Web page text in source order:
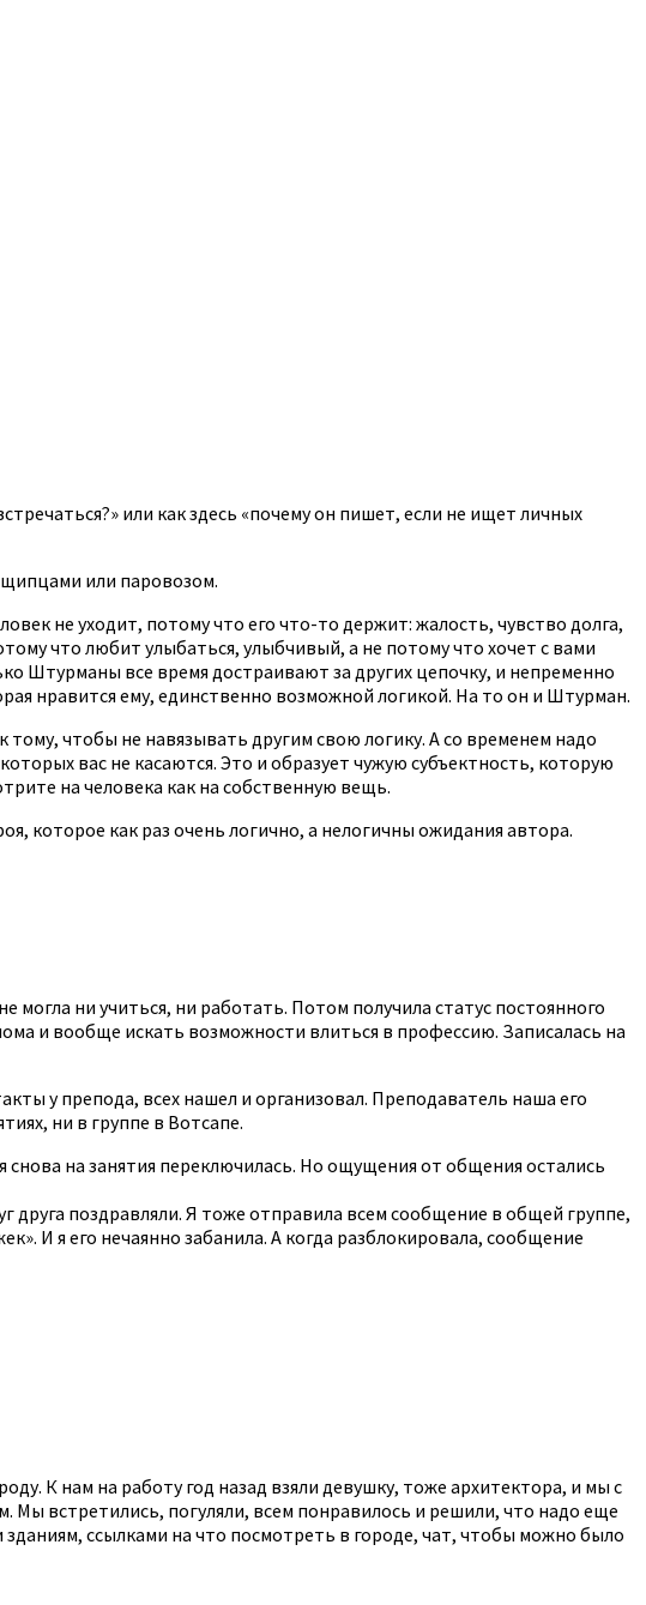
или как здесь «почему он пишет, если не ищет личных
щипцами или паровозом.
не уходит, потому что его что-то держит: жалость, чувство долга,
что любит улыбаться, улыбчивый, а не потому что хочет с вами
Штурманы все время достраивают за других цепочку, и непременно
нравится ему, единственно возможной логикой. На то он и Штурман.
тому, чтобы не навязывать другим свою логику. А со временем надо
вас не касаются. Это и образует чужую субъектность, которую
на человека как на собственную вещь.
которое как раз очень логично, а нелогичны ожидания автора.
ни учиться, ни работать. Потом получила статус постоянного
и вообще искать возможности влиться в профессию. Записалась на
у препода, всех нашел и организовал. Преподаватель наша его
ни в группе в Вотсапе.
на занятия переключилась. Но ощущения от общения остались
друга поздравляли. Я тоже отправила всем сообщение в общей группе,
И я его нечаянно забанила. А когда разблокировала, сообщение
К нам на работу год назад взяли девушку, тоже архитектора, и мы с
Мы встретились, погуляли, всем понравилось и решили, что надо еще
ссылками на что посмотреть в городе, чат, чтобы можно было